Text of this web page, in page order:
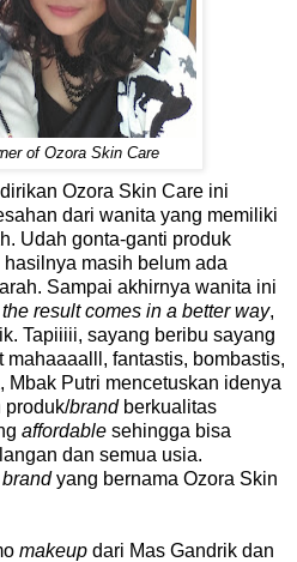
of Ozora Skin Care
Ozora Skin Care ini
dari wanita yang memiliki
Udah gonta-ganti produk
masih belum ada
Sampai akhirnya wanita ini
result comes in a better way,
Tapiiiii, sayang beribu sayang
fantastis, bombastis,
Mbak Putri mencetuskan idenya
produk/brandberkualitas
affordable sehingga bisa
dan semua usia.
brandyang bernama Ozora Skin
makeup dari Mas Gandrik dan